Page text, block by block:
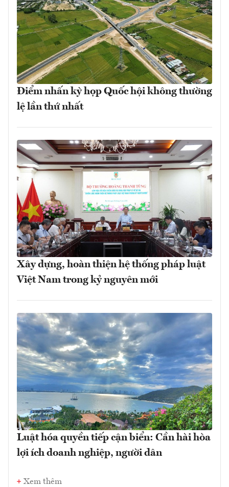
Điểm nhấn kỳ họp Quốc hội không thường
lệ lần thứ nhất
Xây dựng, hoàn thiện hệ thống pháp luật
Việt Nam trong kỷ nguyên mới
Luật hóa quyền tiếp cận biển: Cần hài hòa
lợi ích doanh nghiệp, người dân
Xem thêm